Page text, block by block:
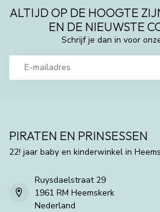
ALTIJD OP DE HOOGTE
EN DE NIEUWSTE
Schrijf je dan in voor
PIRATEN EN PRINSESSEN
22! jaar baby en kinderwinkel in
Ruysdaelstraat 29
1961 RM Heemskerk
Nederland